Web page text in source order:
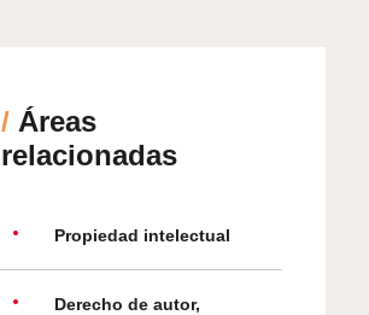
/Áreas
relacionadas
Propiedad intelectual
Derecho de autor,